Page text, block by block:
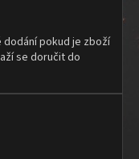
dodání pokud je zboží
se doručit do